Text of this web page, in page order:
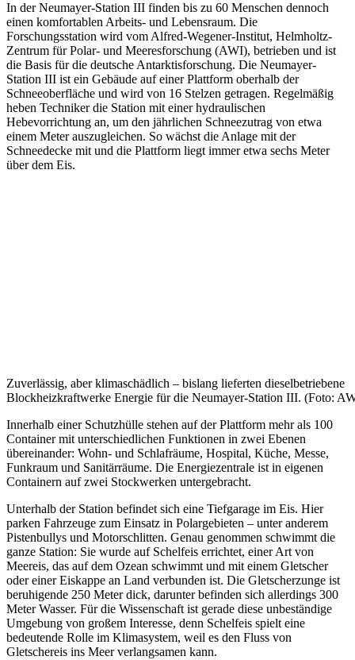
In der Neumayer-Station III finden bis zu 60 Menschen dennoch
einen komfortablen Arbeits- und Lebensraum. Die
Forschungsstation wird vom Alfred-Wegener-Institut, Helmholtz-
Zentrum für Polar- und Meeresforschung (AWI), betrieben und ist
die Basis für die deutsche Antarktisforschung. Die Neumayer-
Station III ist ein Gebäude auf einer Plattform oberhalb der
Schneeoberfläche und wird von 16 Stelzen getragen. Regelmäßig
heben Techniker die Station mit einer hydraulischen
Hebevorrichtung an, um den jährlichen Schneezutrag von etwa
einem Meter auszugleichen. So wächst die Anlage mit der
Schneedecke mit und die Plattform liegt immer etwa sechs Meter
über dem Eis.
Zuverlässig, aber klimaschädlich – bislang lieferten dieselbetriebene
Blockheizkraftwerke Energie für die Neumayer-Station III. (Foto:
Innerhalb einer Schutzhülle stehen auf der Plattform mehr als 100
Container mit unterschiedlichen Funktionen in zwei Ebenen
übereinander: Wohn- und Schlafräume, Hospital, Küche, Messe,
Funkraum und Sanitärräume. Die Energiezentrale ist in eigenen
Containern auf zwei Stockwerken untergebracht.
Unterhalb der Station befindet sich eine Tiefgarage im Eis. Hier
parken Fahrzeuge zum Einsatz in Polargebieten – unter anderem
Pistenbullys und Motorschlitten. Genau genommen schwimmt die
ganze Station: Sie wurde auf Schelfeis errichtet, einer Art von
Meereis, das auf dem Ozean schwimmt und mit einem Gletscher
oder einer Eiskappe an Land verbunden ist. Die Gletscherzunge ist
beruhigende 250 Meter dick, darunter befinden sich allerdings 300
Meter Wasser. Für die Wissenschaft ist gerade diese unbeständige
Umgebung von großem Interesse, denn Schelfeis spielt eine
bedeutende Rolle im Klimasystem, weil es den Fluss von
Gletschereis ins Meer verlangsamen kann.